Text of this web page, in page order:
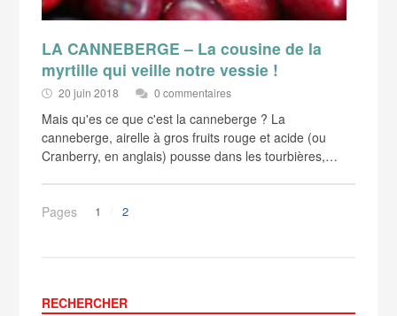
LA CANNEBERGE – La cousine de la
myrtille qui veille notre vessie !
20 juin 2018 0 commentaires
Mais qu'es ce que c'est la canneberge ? La
canneberge, airelle à gros fruits rouge et acide (ou
Cranberry, en anglais) pousse dans les tourbières,…
Pages 1 2
RECHERCHER